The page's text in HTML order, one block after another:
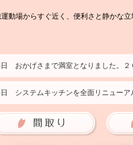
動場からすぐ近く、便利さと静かな
2部屋募集いたします。２０２６年
おかげさまで満室となりました。２
２０１号室の募集です。２０２５年
ブランチアベニューのサイトに掲載
システムキッチンを全面リニューア
アビタシオンナルセの耐震強度を診